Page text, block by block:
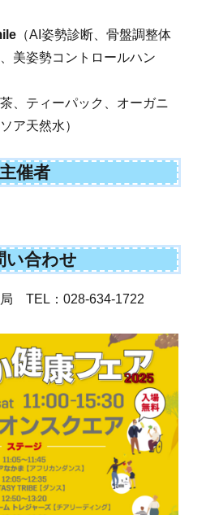
（AI姿勢診断、骨盤調整体
美姿勢コントロールハン
茶、ティーパック、オーガニ
ア天然水）
主催者
い合わせ
TEL：028-634-1722